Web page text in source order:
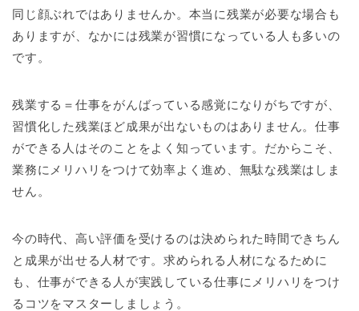
同じ顔ぶれではありませんか。本当に残業が必要な場合も
ありますが、なかには残業が習慣になっている人も多いの
です。
残業する＝仕事をがんばっている感覚になりがちですが、
習慣化した残業ほど成果が出ないものはありません。仕事
ができる人はそのことをよく知っています。だからこそ、
業務にメリハリをつけて効率よく進め、無駄な残業はしま
せん。
今の時代、高い評価を受けるのは決められた時間できちん
と成果が出せる人材です。求められる人材になるために
も、仕事ができる人が実践している仕事にメリハリをつけ
るコツをマスターしましょう。